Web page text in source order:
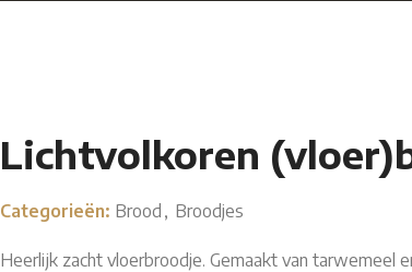
Lichtvolkoren
Categorieën: Brood , Broodjes
Heerlijk zacht vloerbroodje. Gemaakt van tarwemeel